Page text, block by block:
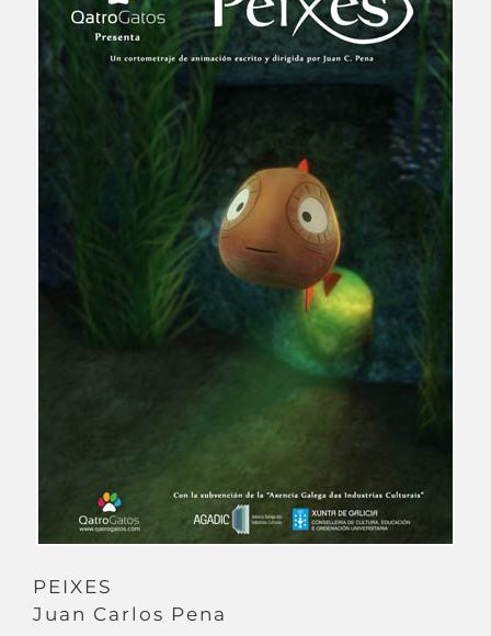
PEIXES
Juan Carlos Pena